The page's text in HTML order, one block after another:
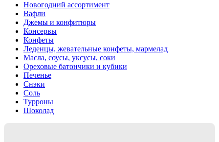
Новогодний ассортимент
Вафли
Джемы и конфитюры
Консервы
Конфеты
Леденцы, жевательные конфеты, мармелад
Масла, соусы, уксусы, соки
Ореховые батончики и кубики
Печенье
Снэки
Соль
Турроны
Шоколад